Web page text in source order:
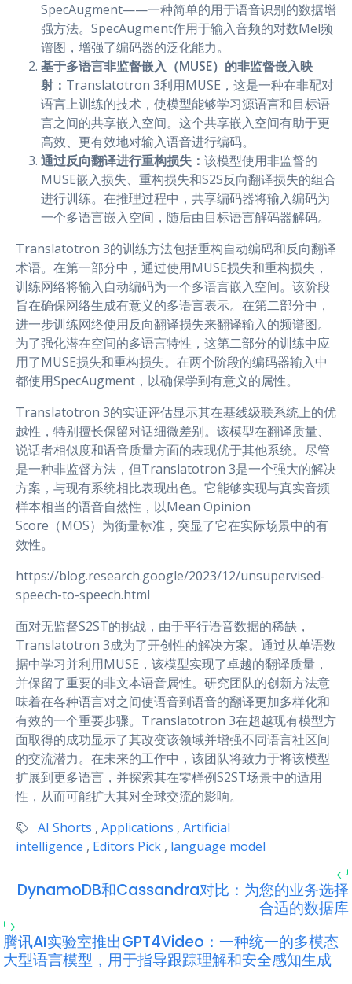
SpecAugment——一种简单的用于语音识别的数据增
强方法。SpecAugment作用于输入音频的对数Mel频
谱图，增强了编码器的泛化能力。
基于多语言非监督嵌入（MUSE）的非监督嵌入映
射： Translatotron 3利用MUSE，这是一种在非配对
语言上训练的技术，使模型能够学习源语言和目标语
言之间的共享嵌入空间。这个共享嵌入空间有助于更
高效、更有效地对输入语音进行编码。
通过反向翻译进行重构损失： 该模型使用非监督的
MUSE嵌入损失、重构损失和S2S反向翻译损失的组合
进行训练。在推理过程中，共享编码器将输入编码为
一个多语言嵌入空间，随后由目标语言解码器解码。
Translatotron 3的训练方法包括重构自动编码和反向翻译
术语。在第一部分中，通过使用MUSE损失和重构损失，
训练网络将输入自动编码为一个多语言嵌入空间。该阶段
旨在确保网络生成有意义的多语言表示。在第二部分中，
进一步训练网络使用反向翻译损失来翻译输入的频谱图。
为了强化潜在空间的多语言特性，这第二部分的训练中应
用了MUSE损失和重构损失。在两个阶段的编码器输入中
都使用SpecAugment，以确保学到有意义的属性。
Translatotron 3的实证评估显示其在基线级联系统上的优
越性，特别擅长保留对话细微差别。该模型在翻译质量、
说话者相似度和语音质量方面的表现优于其他系统。尽管
是一种非监督方法，但Translatotron 3是一个强大的解决
方案，与现有系统相比表现出色。它能够实现与真实音频
样本相当的语音自然性，以Mean Opinion
Score（MOS）为衡量标准，突显了它在实际场景中的有
效性。
https://blog.research.google/2023/12/unsupervised-
speech-to-speech.html
面对无监督S2ST的挑战，由于平行语音数据的稀缺，
Translatotron 3成为了开创性的解决方案。通过从单语数
据中学习并利用MUSE，该模型实现了卓越的翻译质量，
并保留了重要的非文本语音属性。研究团队的创新方法意
味着在各种语言对之间使语音到语音的翻译更加多样化和
有效的一个重要步骤。Translatotron 3在超越现有模型方
面取得的成功显示了其改变该领域并增强不同语言社区间
的交流潜力。在未来的工作中，该团队将致力于将该模型
扩展到更多语言，并探索其在零样例S2ST场景中的适用
性，从而可能扩大其对全球交流的影响。
AI Shorts , Applications , Artificial
intelligence , Editors Pick , language model
DynamoDB和Cassandra对比：为您的业务选择
合适的数据库
腾讯AI实验室推出GPT4Video：一种统一的多模态
大型语言模型，用于指导跟踪理解和安全感知生成